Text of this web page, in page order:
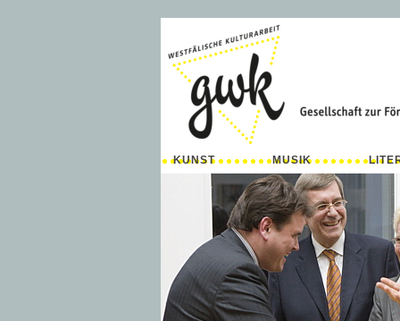
KUNST MUSIK